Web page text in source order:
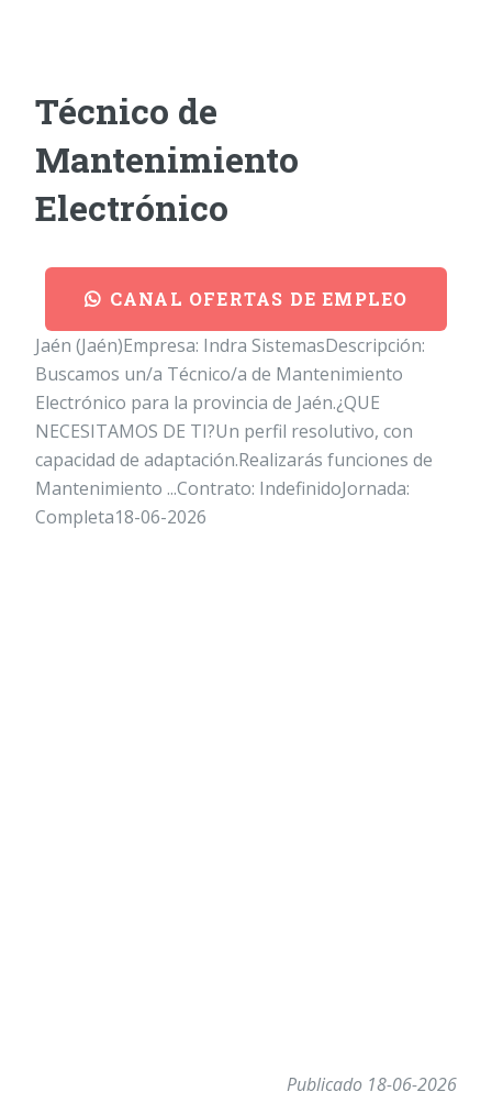
Técnico de
Mantenimiento
Electrónico
CANAL OFERTAS DE EMPLEO
Jaén (Jaén)Empresa: Indra SistemasDescripción:
Buscamos un/a Técnico/a de Mantenimiento
Electrónico para la provincia de Jaén.¿QUE
NECESITAMOS DE TI?Un perfil resolutivo, con
capacidad de adaptación.Realizarás funciones de
Mantenimiento ...Contrato: IndefinidoJornada:
Completa18-06-2026
Publicado 18-06-2026